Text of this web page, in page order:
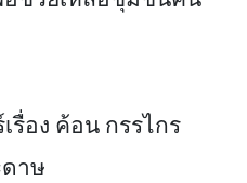
รื่อง ค้อน กรรไกร
าษ